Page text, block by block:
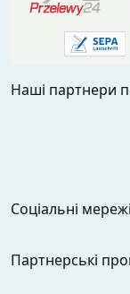
Наші партнери
Соціальні
Партнерські